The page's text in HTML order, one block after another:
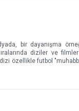
bir dayanışma
diziler ve
özellikle futbol